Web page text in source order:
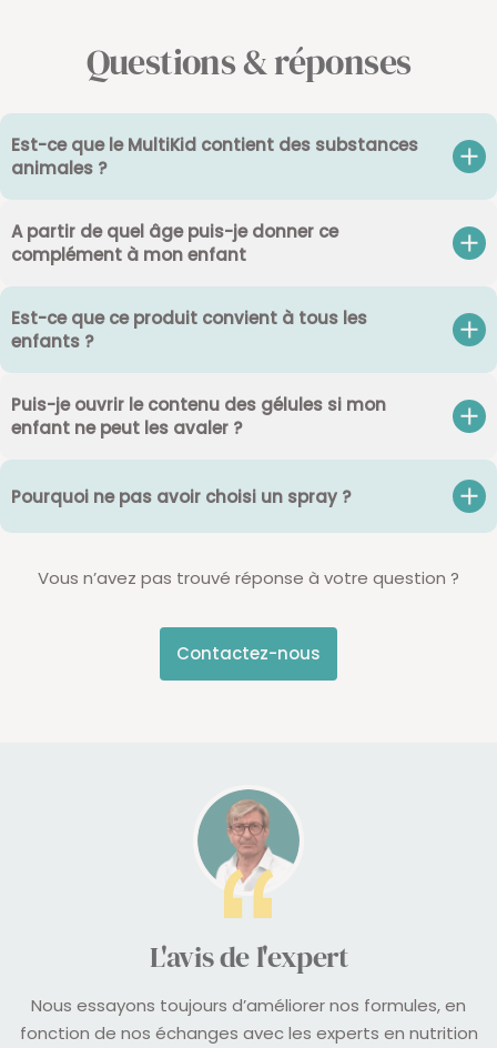
Questions & réponses
Est-ce que le MultiKid contient des substances
animales ?
A partir de quel âge puis-je donner ce
complément à mon enfant
Est-ce que ce produit convient à tous les
enfants ?
Puis-je ouvrir le contenu des gélules si mon
enfant ne peut les avaler ?
Pourquoi ne pas avoir choisi un spray ?
Vous n’avez pas trouvé réponse à votre question ?
Contactez-nous
L'avis de l'expert
Nous essayons toujours d’améliorer nos formules, en
fonction de nos échanges avec les experts en nutrition